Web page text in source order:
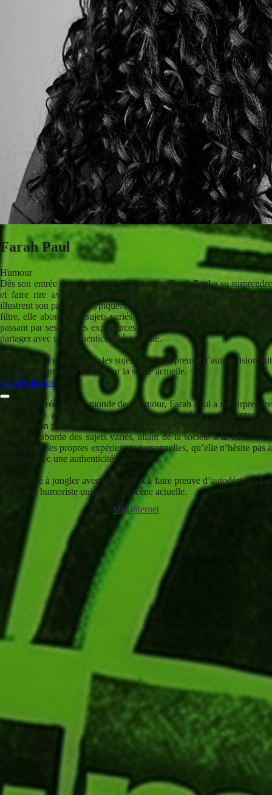
Farah Paul
Humour
Dès son entrée dans le monde de l’humour, Farah Paul a su surprendre
et faire rire avec son franc-parler et ses anecdotes captivantes qui
illustrent son parcours atypique. Avec une personnalité assumée et sans
filtre, elle aborde des sujets variés, allant de la société à la culture, en
passant par ses propres expériences personnelles, qu’elle n’hésite pas à
partager avec une authenticité désarmante.
Sa capacité à jongler avec les sujets et à faire preuve d’autodérision fait
d’elle une humoriste unique sur la scène actuelle.
En savoir plus
Dès son entrée dans le monde de l’humour, Farah Paul a su surprendre
et faire rire avec son franc-parler et ses anecdotes captivantes qui
illustrent son parcours atypique. Avec une personnalité assumée et sans
filtre, elle aborde des sujets variés, allant de la société à la culture, en
passant par ses propres expériences personnelles, qu’elle n’hésite pas à
partager avec une authenticité désarmante.
Sa capacité à jongler avec les sujets et à faire preuve d’autodérision fait
d’elle une humoriste unique sur la scène actuelle.
Site Internet